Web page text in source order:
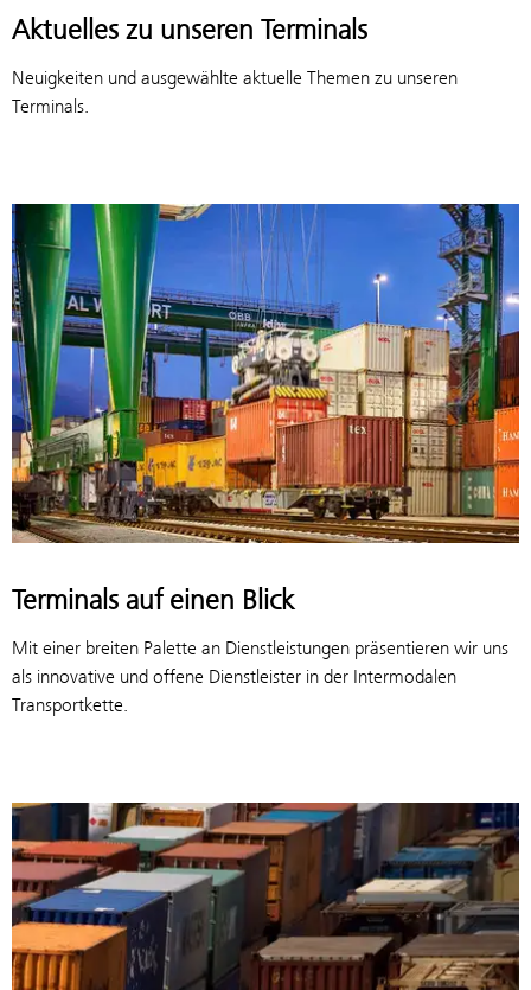
Aktuelles zu unseren Terminals
Neuigkeiten und ausgewählte aktuelle Themen zu unseren
Terminals.
Terminals auf einen Blick
Mit einer breiten Palette an Dienstleistungen präsentieren wir uns
als innovative und offene Dienstleister in der Intermodalen
Transportkette.